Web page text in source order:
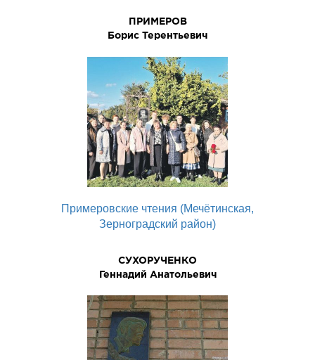
ПРИМЕРОВ
Боpис Теpентьевич
Примеровские чтения (Мечётинская,
Зерноградский район)
СУХОРУЧЕНКО
Геннадий Анатольевич